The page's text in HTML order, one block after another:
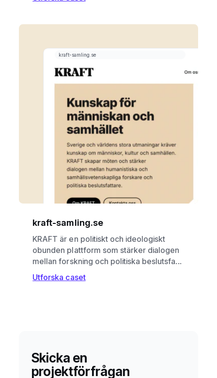
kraft-samling.se
KRAFT är en politiskt och ideologiskt
obunden plattform som stärker dialogen
mellan forskning och politiska beslutsfa...
Utforska caset
Skicka en
projektförfrågan